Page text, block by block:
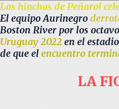
Los hinchas de Peñarol
El equipo Aurinegro
Boston River por los
Uruguay 2022 en el
de que el encuentro
LA